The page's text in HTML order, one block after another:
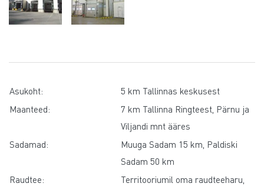
Asukoht:
5 km Tallinnas keskusest
Maanteed:
7 km Tallinna Ringteest, Pärnu ja
Viljandi mnt ääres
Sadamad:
Muuga Sadam 15 km, Paldiski
Sadam 50 km
Raudtee:
Territooriumil oma raudteeharu,